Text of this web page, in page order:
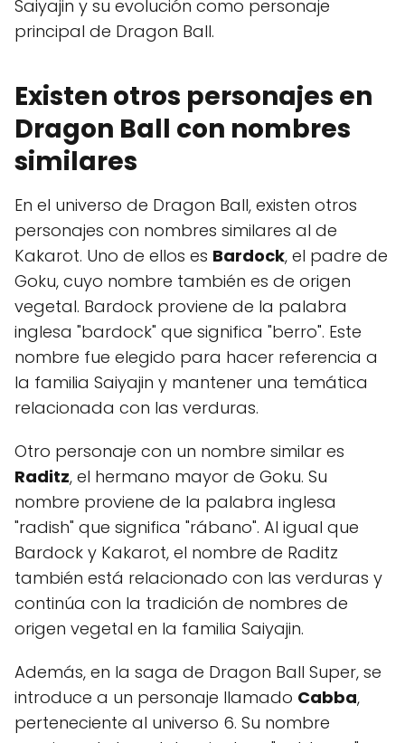
Saiyajin y su evolución como personaje
principal de Dragon Ball.
Existen otros personajes en
Dragon Ball con nombres
similares
En el universo de Dragon Ball, existen otros
personajes con nombres similares al de
Kakarot. Uno de ellos es Bardock, el padre de
Goku, cuyo nombre también es de origen
vegetal. Bardock proviene de la palabra
inglesa "bardock" que significa "berro". Este
nombre fue elegido para hacer referencia a
la familia Saiyajin y mantener una temática
relacionada con las verduras.
Otro personaje con un nombre similar es
Raditz, el hermano mayor de Goku. Su
nombre proviene de la palabra inglesa
"radish" que significa "rábano". Al igual que
Bardock y Kakarot, el nombre de Raditz
también está relacionado con las verduras y
continúa con la tradición de nombres de
origen vegetal en la familia Saiyajin.
Además, en la saga de Dragon Ball Super, se
introduce a un personaje llamado Cabba,
perteneciente al universo 6. Su nombre